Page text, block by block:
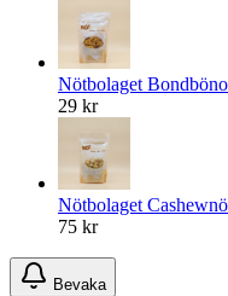
Nötbolaget
29 kr
Nötbolaget
75 kr
Bevaka